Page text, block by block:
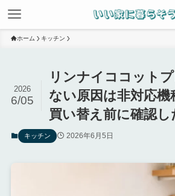
ホーム キッチン
リンナイココット
ない原因は非対応機
買い替え前に確認
2026
6/05
キッチン 2026年6月5日